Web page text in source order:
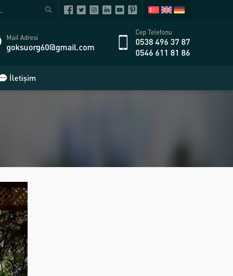
Mail Adresi
goksuorg60@gmail.com
Cep Telefonu
0538 496 37 87
0546 611 81 86
İletişim